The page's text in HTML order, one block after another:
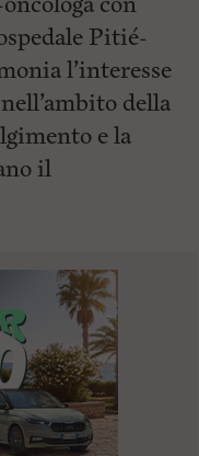
Pitié-
l’interesse
della
e la
il